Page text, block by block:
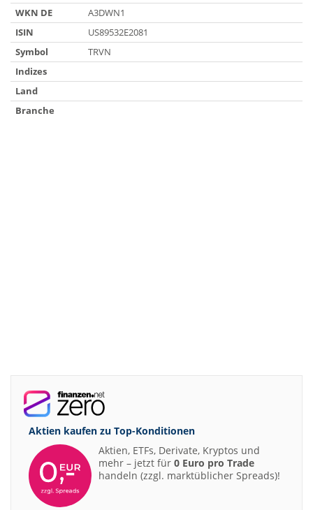
WKN DE
A3DWN1
ISIN
US89532E2081
Symbol
TRVN
Indizes
Land
Branche
Aktien kaufen zu Top-Konditionen
Aktien, ETFs, Derivate, Kryptos und
mehr – jetzt für 0 Euro pro Trade
handeln (zzgl. marktüblicher Spreads)!